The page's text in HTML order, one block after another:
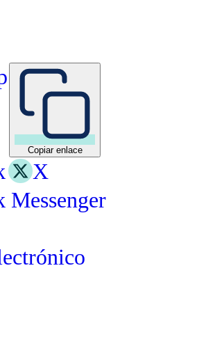
Copiar enlace
X
Messenger